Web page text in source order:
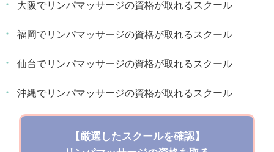
大阪でリンパマッサージの資格が取れるスクール
福岡でリンパマッサージの資格が取れるスクール
仙台でリンパマッサージの資格が取れるスクール
沖縄でリンパマッサージの資格が取れるスクール
【厳選したスクールを確認】